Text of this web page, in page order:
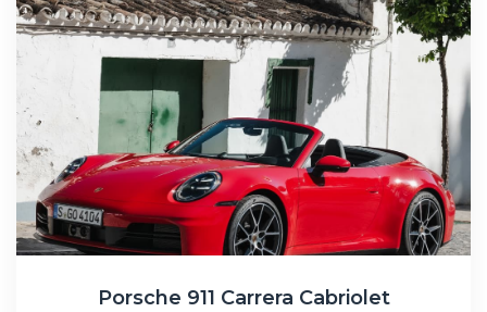
Porsche 911 Carrera Cabriolet